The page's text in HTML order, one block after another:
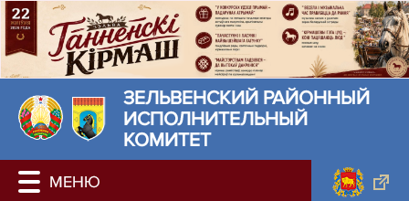
ЗЕЛЬВЕНСКИЙ РАЙОННЫЙ
ИСПОЛНИТЕЛЬНЫЙ
КОМИТЕТ